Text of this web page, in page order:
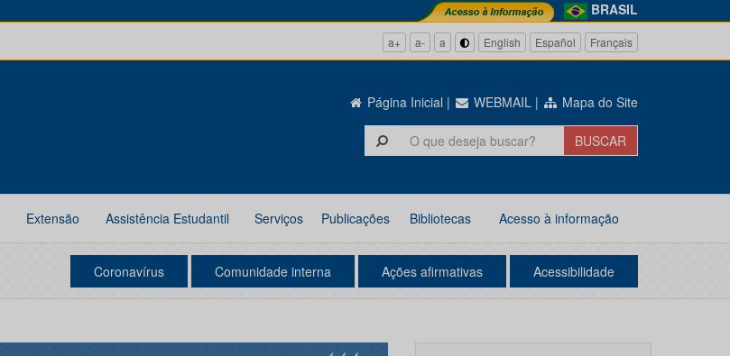
BRASIL
a+ a- a English Español Français
Página Inicial | WEBMAIL | Mapa do Site
Extensão Assistência Estudantil Serviços Publicações Bibliotecas Acesso à informação
Coronavírus Comunidade interna Ações afirmativas Acessibilidade